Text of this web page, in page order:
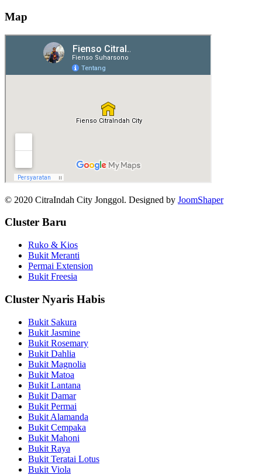
Map
© 2020 CitraIndah City Jonggol. Designed by JoomShaper
Cluster Baru
Ruko & Kios
Bukit Meranti
Permai Extension
Bukit Freesia
Cluster Nyaris Habis
Bukit Sakura
Bukit Jasmine
Bukit Rosemary
Bukit Dahlia
Bukit Magnolia
Bukit Matoa
Bukit Lantana
Bukit Damar
Bukit Permai
Bukit Alamanda
Bukit Cempaka
Bukit Mahoni
Bukit Raya
Bukit Teratai Lotus
Bukit Viola